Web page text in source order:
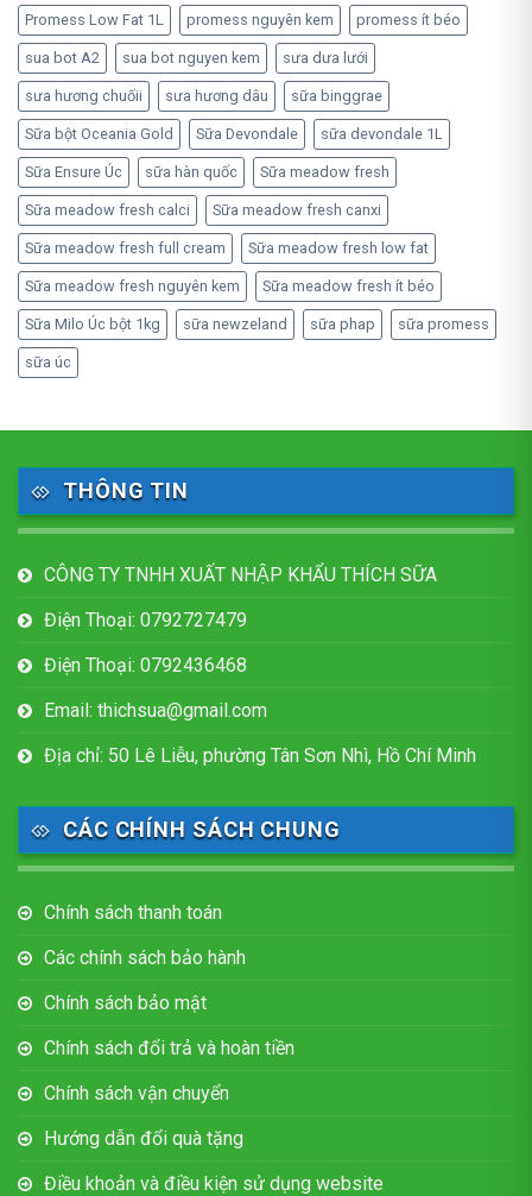
Promess Low Fat 1L promess nguyên kem promess ít béo
sua bot A2 sua bot nguyen kem sưa dưa lưới
sưa hương chuốii sưa hương dâu sữa binggrae
Sữa bột Oceania Gold Sữa Devondale sữa devondale 1L
Sữa Ensure Úc sữa hàn quốc Sữa meadow fresh
Sữa meadow fresh calci Sữa meadow fresh canxi
Sữa meadow fresh full cream Sữa meadow fresh low fat
Sữa meadow fresh nguyên kem Sữa meadow fresh ít béo
Sữa Milo Úc bột 1kg sữa newzeland sữa phap sữa promess
sữa úc
THÔNG TIN
CÔNG TY TNHH XUẤT NHẬP KHẨU THÍCH SỮA
Điện Thoại: 0792727479
Điện Thoại: 0792436468
Email: thichsua@gmail.com
Địa chỉ: 50 Lê Liễu, phường Tân Sơn Nhì, Hồ Chí Minh
CÁC CHÍNH SÁCH CHUNG
Chính sách thanh toán
Các chính sách bảo hành
Chính sách bảo mật
Chính sách đổi trả và hoàn tiền
Chính sách vận chuyển
Hướng dẫn đổi quà tặng
Điều khoản và điều kiện sử dụng website